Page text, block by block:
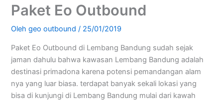
Paket Eo Outbound
Olehgeo outbound/ 25/01/2019
Paket Eo Outbound di Lembang Bandung sudah sejak
jaman dahulu bahwa kawasan Lembang Bandung adalah
destinasi primadona karena potensi pemandangan alam
nya yang luar biasa. terdapat banyak sekali lokasi yang
bisa di kunjungi di Lembang Bandung mulai dari kawah